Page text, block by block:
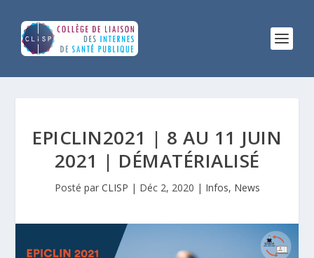
EPICLIN2021 | 8 AU 11 JUIN
2021 | DÉMATÉRIALISÉ
Posté par CLISP | Déc 2, 2020 | Infos, News